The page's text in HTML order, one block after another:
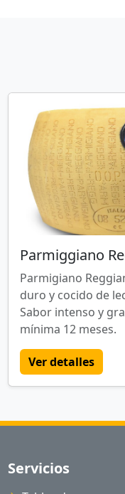
Parmiggiano
Parmigiano
duro y cocido de
Sabor intenso y
mínima 12 meses.
Ver detalles
Servicios